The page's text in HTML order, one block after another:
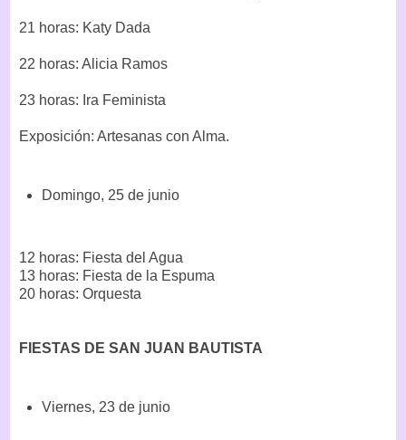
21 horas: Katy Dada
22 horas: Alicia Ramos
23 horas: Ira Feminista
Exposición: Artesanas con Alma.
Domingo, 25 de junio
12 horas: Fiesta del Agua
13 horas: Fiesta de la Espuma
20 horas: Orquesta
FIESTAS DE SAN JUAN BAUTISTA
Viernes, 23 de junio